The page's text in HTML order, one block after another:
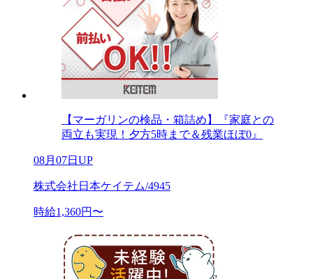
【マーガリンの検品・箱詰め】『家庭との
両立も実現！夕方5時まで＆残業ほぼ0』
08月07日UP
株式会社日本ケイテム/4945
時給1,360円〜